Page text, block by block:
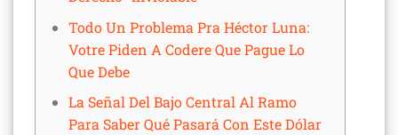
Todo Un Problema Pra Héctor Luna:
Votre Piden A Codere Que Pague Lo
Que Debe
La Señal Del Bajo Central Al Ramo
Para Saber Qué Pasará Con Este Dólar